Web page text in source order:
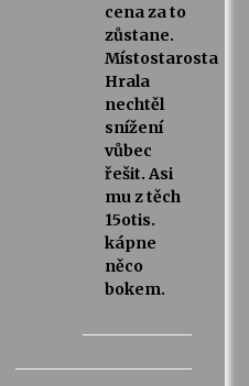
cena za to
zůstane.
Místostarosta
Hrala
nechtěl
snížení
vůbec
řešit. Asi
mu z těch
15otis.
kápne
něco
bokem.